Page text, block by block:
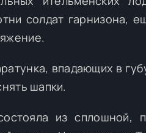
солдат гарнизона,
впадающих в
шапки.
из сплошной,